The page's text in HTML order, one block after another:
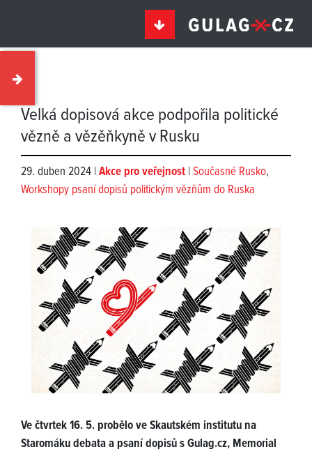
Velká dopisová akce podpořila politické
vězně a vězěňkyně v Rusku
29. duben 2024 | Akce pro veřejnost | Současné Rusko,
Workshopy psaní dopisů politickým vězňům do Ruska
Ve čtvrtek 16. 5. probělo ve Skautském institutu na
Staromáku debata a psaní dopisů s Gulag.cz, Memorial